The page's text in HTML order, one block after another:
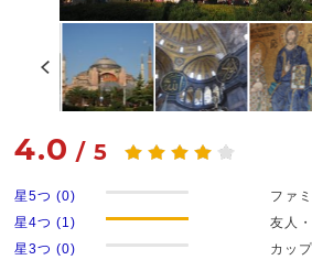
4.0 /5
星5つ (0)
星4つ (1)
星3つ (0)
ファ
友人
カッ